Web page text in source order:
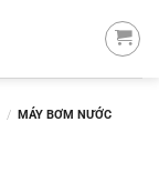
/ MÁY BƠM NƯỚC